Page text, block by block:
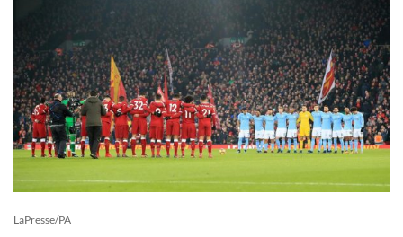
LaPresse/PA